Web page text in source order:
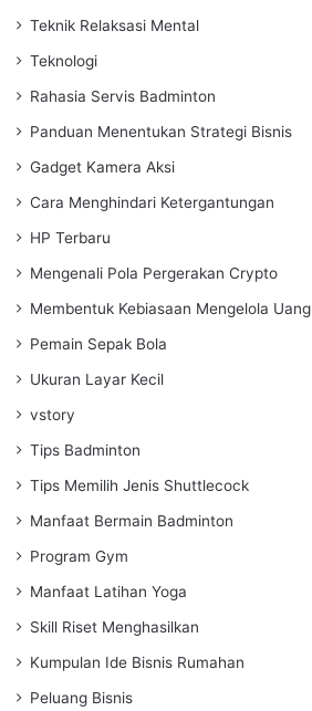
Teknik Relaksasi Mental
Teknologi
Rahasia Servis Badminton
Panduan Menentukan Strategi Bisnis
Gadget Kamera Aksi
Cara Menghindari Ketergantungan
HP Terbaru
Mengenali Pola Pergerakan Crypto
Membentuk Kebiasaan Mengelola Uang
Pemain Sepak Bola
Ukuran Layar Kecil
vstory
Tips Badminton
Tips Memilih Jenis Shuttlecock
Manfaat Bermain Badminton
Program Gym
Manfaat Latihan Yoga
Skill Riset Menghasilkan
Kumpulan Ide Bisnis Rumahan
Peluang Bisnis